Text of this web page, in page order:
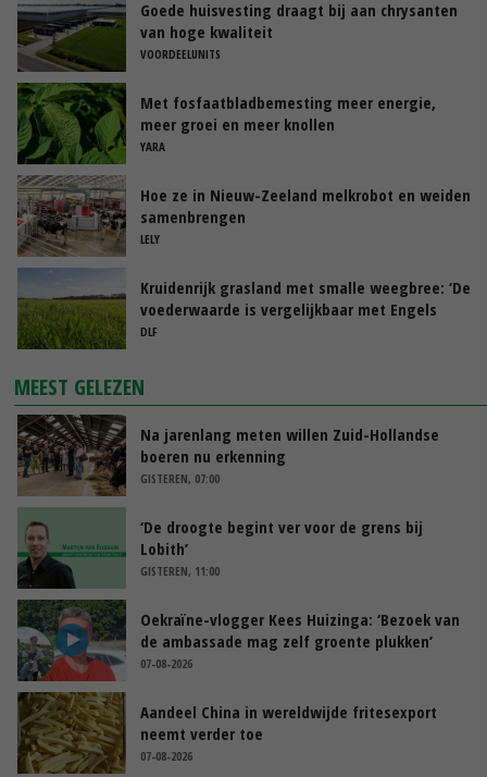
Goede huisvesting draagt bij aan chrysanten
van hoge kwaliteit
VOORDEELUNITS
Met fosfaatbladbemesting meer energie,
meer groei en meer knollen
YARA
Hoe ze in Nieuw-Zeeland melkrobot en weiden
samenbrengen
LELY
Kruidenrijk grasland met smalle weegbree: ‘De
voederwaarde is vergelijkbaar met Engels
raaigras’
DLF
MEEST GELEZEN
Na jarenlang meten willen Zuid-Hollandse
boeren nu erkenning
GISTEREN, 07:00
‘De droogte begint ver voor de grens bij
Lobith’
GISTEREN, 11:00
Oekraïne-vlogger Kees Huizinga: ‘Bezoek van
de ambassade mag zelf groente plukken’
07-08-2026
Aandeel China in wereldwijde fritesexport
neemt verder toe
07-08-2026